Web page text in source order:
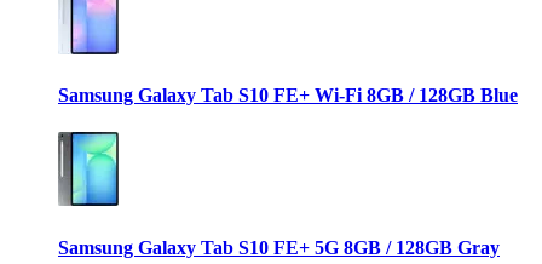
Samsung Galaxy Tab S10 FE+ Wi-Fi 8GB / 128GB Blue
Samsung Galaxy Tab S10 FE+ 5G 8GB / 128GB Gray